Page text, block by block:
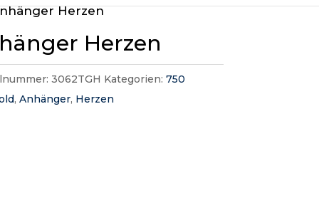
Herzen
Herzen
3062TGH Kategorien:750
,Anhänger, Herzen